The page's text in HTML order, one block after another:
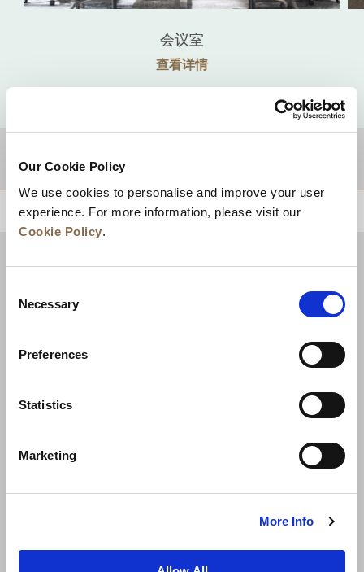
Our Cookie Policy
We use cookies to personalise and improve your user
experience. For more information, please visit our
Cookie Policy.
Selection
Necessary
Preferences
Statistics
Marketing
More Info
会议室
查看详情
目的地